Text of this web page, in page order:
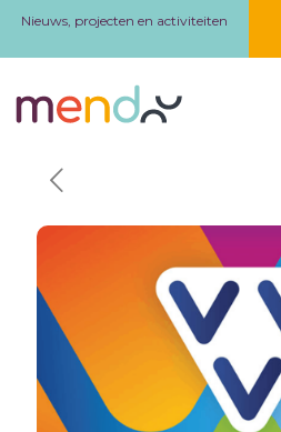
Nieuws, projecten en activiteiten